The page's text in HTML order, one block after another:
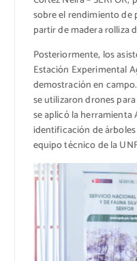
sobre el rendimiento
partir de madera rolliza
Posteriormente, los
Estación Experimental
demostración en
se utilizaron drones
se aplicó la
identificación de
equipo técnico de la